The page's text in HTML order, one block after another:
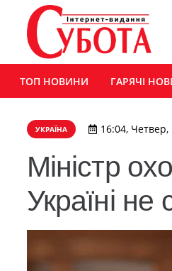
ТОП НОВИНИ ГАРЯЧІ
УКРАЇНА 16:04,
Міністр
Україні не